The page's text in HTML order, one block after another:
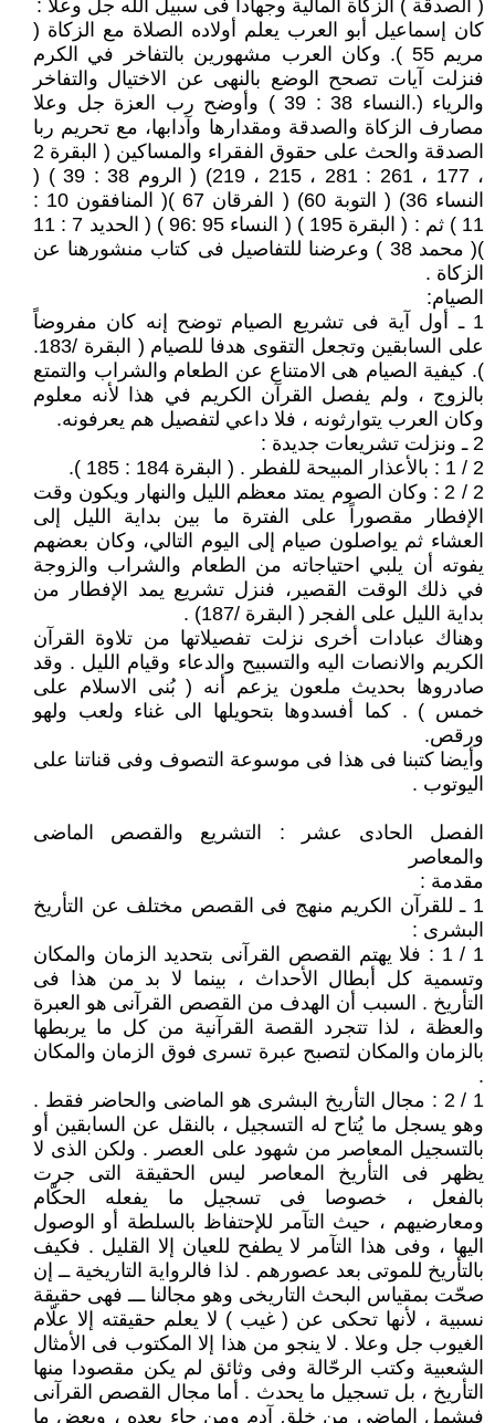
( الصدقة ) الزكاة المالية وجهادا فى سبيل الله جل وعلا :
كان إسماعيل أبو العرب يعلم أولاده الصلاة مع الزكاة (
مريم 55 ). وكان العرب مشهورين بالتفاخر في الكرم
فنزلت آيات تصحح الوضع بالنهى عن الاختيال والتفاخر
والرياء (.النساء 38 : 39 ) وأوضح رب العزة جل وعلا
مصارف الزكاة والصدقة ومقدارها وآدابها، مع تحريم ربا
الصدقة والحث على حقوق الفقراء والمساكين ( البقرة 2
، 177 ، 261 : 281 ، 215 ، 219) ( الروم 38 : 39 ) (
النساء 36) ( التوبة 60) ( الفرقان 67 )( المنافقون 10 :
11 ) ثم : ( البقرة 195 ) ( النساء 95 :96 ) ( الحديد 7 : 11
)( محمد 38 ) وعرضنا للتفاصيل فى كتاب منشورهنا عن
الزكاة .
الصيام:
1 ـ أول آية فى تشريع الصيام توضح إنه كان مفروضاً
على السابقين وتجعل التقوى هدفا للصيام ( البقرة /183.
). كيفية الصيام هى الامتناع عن الطعام والشراب والتمتع
بالزوج ، ولم يفصل القرآن الكريم في هذا لأنه معلوم
وكان العرب يتوارثونه ، فلا داعي لتفصيل هم يعرفونه.
2 ـ ونزلت تشريعات جديدة :
2 / 1 : بالأعذار المبيحة للفطر . ( البقرة 184 : 185 ).
2 / 2 : وكان الصوم يمتد معظم الليل والنهار ويكون وقت
الإفطار مقصوراً على الفترة ما بين بداية الليل إلى
العشاء ثم يواصلون صيام إلى اليوم التالي، وكان بعضهم
يفوته أن يلبي احتياجاته من الطعام والشراب والزوجة
في ذلك الوقت القصير، فنزل تشريع يمد الإفطار من
بداية الليل على الفجر ( البقرة /187) .
وهناك عبادات أخرى نزلت تفصيلاتها من تلاوة القرآن
الكريم والانصات اليه والتسبيح والدعاء وقيام الليل . وقد
صادروها بحديث ملعون يزعم أنه ( بُنى الاسلام على
خمس ) . كما أفسدوها بتحويلها الى غناء ولعب ولهو
ورقص.
وأيضا كتبنا فى هذا فى موسوعة التصوف وفى قناتنا على
اليوتوب .
الفصل الحادى عشر : التشريع والقصص الماضى
والمعاصر
مقدمة :
1 ـ للقرآن الكريم منهج فى القصص مختلف عن التأريخ
البشرى :
1 / 1 : فلا يهتم القصص القرآنى بتحديد الزمان والمكان
وتسمية كل أبطال الأحداث ، بينما لا بد من هذا فى
التأريخ . السبب أن الهدف من القصص القرآنى هو العبرة
والعظة ، لذا تتجرد القصة القرآنية من كل ما يربطها
بالزمان والمكان لتصبح عبرة تسرى فوق الزمان والمكان
.
1 / 2 : مجال التأريخ البشرى هو الماضى والحاضر فقط .
وهو يسجل ما يُتاح له التسجيل ، بالنقل عن السابقين أو
بالتسجيل المعاصر من شهود على العصر . ولكن الذى لا
يظهر فى التأريخ المعاصر ليس الحقيقة التى جرت
بالفعل ، خصوصا فى تسجيل ما يفعله الحكّام
ومعارضيهم ، حيث التآمر للإحتفاظ بالسلطة أو الوصول
اليها ، وفى هذا التآمر لا يطفح للعيان إلا القليل . فكيف
بالتأريخ للموتى بعد عصورهم . لذا فالرواية التاريخية ــ إن
صحّت بمقياس البحث التاريخى وهو مجالنا ـــ فهى حقيقة
نسبية ، لأنها تحكى عن ( غيب ) لا يعلم حقيقته إلا علّام
الغيوب جل وعلا . لا ينجو من هذا إلا المكتوب فى الأمثال
الشعبية وكتب الرحّالة وفى وثائق لم يكن مقصودا منها
التأريخ ، بل تسجيل ما يحدث . أما مجال القصص القرآنى
فيشمل الماضى من خلق آدم ومن جاء بعده ، وبعض ما